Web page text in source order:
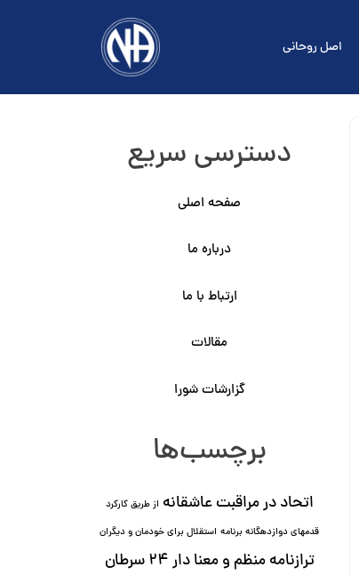
اصل روحانی
دسترسی سریع
صفحه اصلی
درباره ما
ارتباط با ما
مقالات
گزارشات شورا
برچسب‌ها
اتحاد در مراقبت عاشقانه از طریق کارکرد
قدمهای دوازده⁯گانه برنامه استقلال برای خودمان و دیگران
ترازنامه منظم و معنا دار ٢۴ سرطان